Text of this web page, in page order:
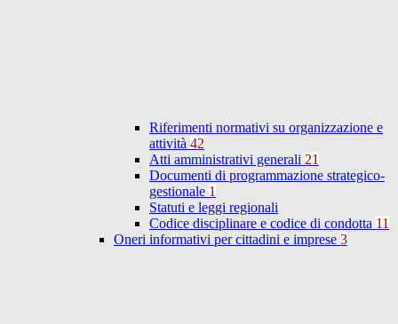
Riferimenti normativi su organizzazione e
attività 42
Atti amministrativi generali 21
Documenti di programmazione strategico-
gestionale 1
Statuti e leggi regionali
Codice disciplinare e codice di condotta 11
Oneri informativi per cittadini e imprese 3